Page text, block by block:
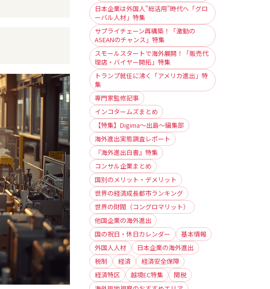
日本企業は外国人"総活用"時代へ「グロ
ーバル人材」特集
サプライチェーン再構築！「激動の
ASEANのチャンス」特集
スモールスタートで海外展開！「販売代
理店・バイヤー開拓」特集
トランプ就任に沸く「アメリカ進出」特
集
専門家監修記事
インコタームズまとめ
【特集】Digima〜出島〜編集部
海外進出実態調査レポート
『海外進出白書』特集
コンサル企業まとめ
国別のメリット・デメリット
世界の経済成長都市ランキング
世界の財閥（コングロマリット）
他国企業の海外進出
国の祝日・休日カレンダー
基本情報
外国人人材
日本企業の海外進出
税制
経済
経済安全保障
経済特区
越境EC特集
関税